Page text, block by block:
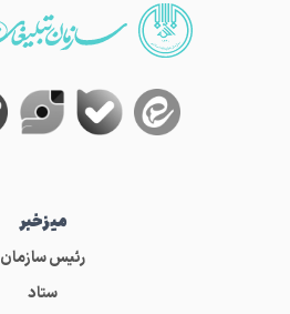
میز‌خبر
رئیس سازمان
ستاد